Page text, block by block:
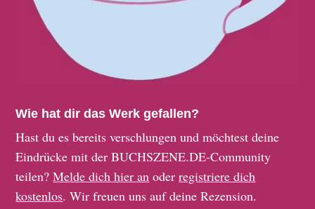
Wie hat dir das Werk gefallen?
Hast du es bereits verschlungen und möchtest deine
Eindrücke mit der BUCHSZENE.DE-Community
teilen?Melde dich hier an oderregistriere dich
kostenlos. Wir freuen uns auf deine Rezension.